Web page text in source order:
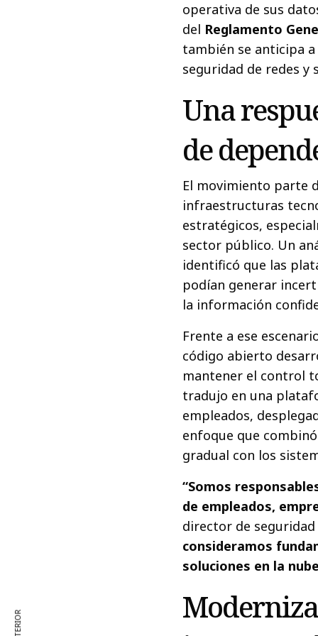
operativa de sus
del Reglamento
también se anticipa
seguridad de redes y
Una
de
El movimiento parte
infraestructuras
estratégicos,
sector público. Un
identificó que las
podían generar
la información
Frente a ese
código abierto
mantener el control
tradujo en una
empleados,
enfoque que
gradual con los
“Somos
de empleados,
director de
consideramos
soluciones en la